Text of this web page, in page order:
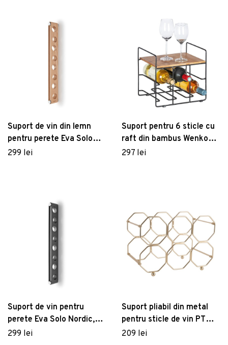
Suport de vin din lemn
pentru perete Eva Solo
Nordic
299 lei
Suport pentru 6 sticle cu
raft din bambus Wenko
Loft
297 lei
Suport de vin pentru
perete Eva Solo Nordic,
negru
299 lei
Suport pliabil din metal
pentru sticle de vin PT
LIVING Honeycomb, auriu
209 lei